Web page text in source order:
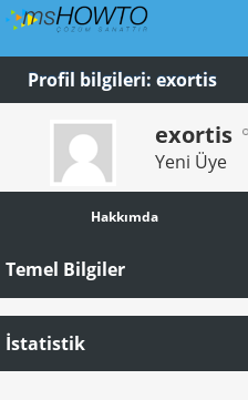
Profil bilgileri: exortis
exortis
Yeni Üye
Hakkımda
Temel Bilgiler
İstatistik